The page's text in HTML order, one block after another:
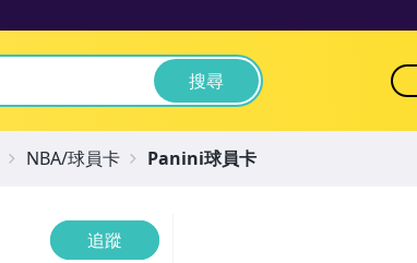
搜尋
追蹤
NBA/球員卡 Panini球員卡